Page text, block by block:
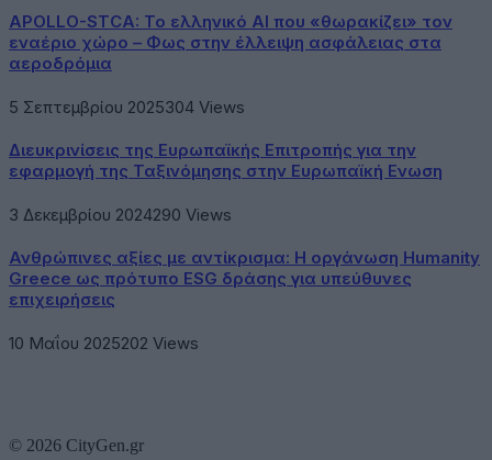
APOLLO-STCA: Το ελληνικό AI που «θωρακίζει» τον
εναέριο χώρο – Φως στην έλλειψη ασφάλειας στα
αεροδρόμια
5 Σεπτεμβρίου 2025304 Views
Διευκρινίσεις της Ευρωπαϊκής Επιτροπής για την
εφαρμογή της Ταξινόμησης στην Ευρωπαϊκή Ενωση
3 Δεκεμβρίου 2024290 Views
Ανθρώπινες αξίες με αντίκρισμα: Η οργάνωση Humanity
Greece ως πρότυπο ESG δράσης για υπεύθυνες
επιχειρήσεις
10 Μαΐου 2025202 Views
© 2026 CityGen.gr